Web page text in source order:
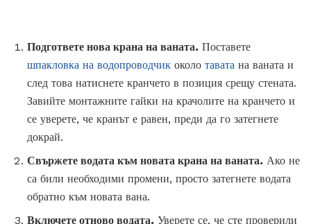
Подгответе нова крана на ваната. Поставете
шпакловка на водопроводчик около тавата на ваната и
след това натиснете кранчето в позиция срещу стената.
Завийте монтажните гайки на крачолите на кранчето и
се уверете, че кранът е равен, преди да го затегнете
докрай.
Свържете водата към новата крана на ваната. Ако не
са били необходими промени, просто затегнете водата
обратно към новата вана.
Включете отново водата. Уверете се, че сте проверили